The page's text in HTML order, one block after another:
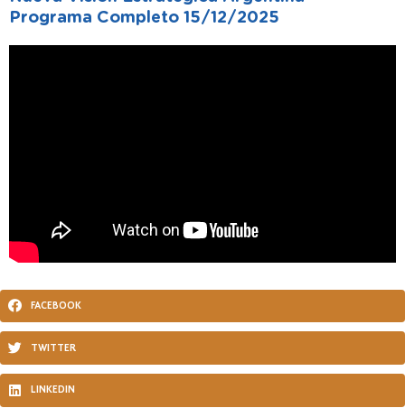
Programa Completo 15/12/2025
FACEBOOK
TWITTER
LINKEDIN